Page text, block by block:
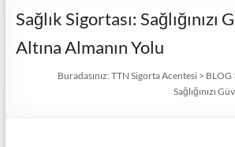
Acentesi
Güvenli
Sağlık Sigortası: Sağlığınızı
Altına Almanın Yolu
Buradasınız: TTN Sigorta Acentesi > BLOG
Sağlığınızı